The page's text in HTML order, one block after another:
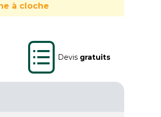
à cloche
Devis gratuits